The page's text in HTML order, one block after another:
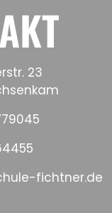
23
fichtner.de